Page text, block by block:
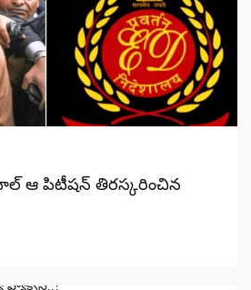
ఆ పిటీషన్ తిరస్కరించిన